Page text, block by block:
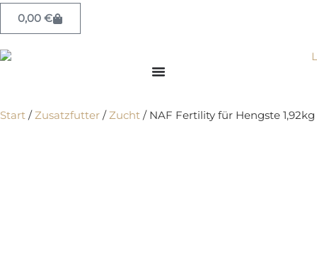
0,00 €
Start /Zusatzfutter /Zucht / NAF Fertility für Hengste 1,92kg